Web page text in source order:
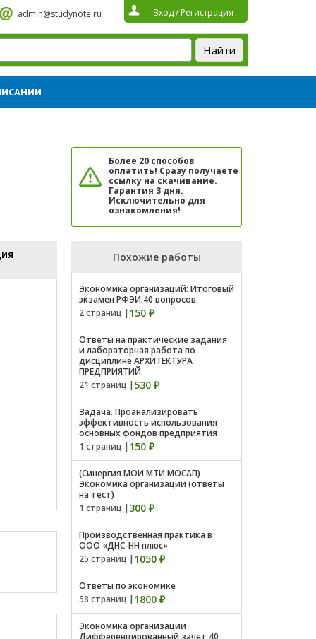
admin@studynote.ru Вход/ Регистрация
Более 20 способов
оплатить! Сразу получаете
ссылку на скачивание.
Гарантия 3 дня.
Исключительно для
ознакомления!
Похожие работы
Экономика организаций: Итоговый
экзамен РФЭИ.40 вопросов.
2 страниц | 150 ₽
Ответы на практические задания
и лабораторная работа по
дисциплине АРХИТЕКТУРА
ПРЕДПРИЯТИЙ
21 страниц | 530 ₽
Задача. Проанализировать
эффективность использования
основных фондов предприятия
1 страниц | 150 ₽
(Синергия МОИ МТИ МОСАП)
Экономика организации (ответы
на тест)
1 страниц | 300 ₽
Производственная практика в
ООО «ДНС-НН плюс»
25 страниц | 1050 ₽
Ответы по экономике
58 страниц | 1800 ₽
Экономика организации
Дифференцированный зачет 40